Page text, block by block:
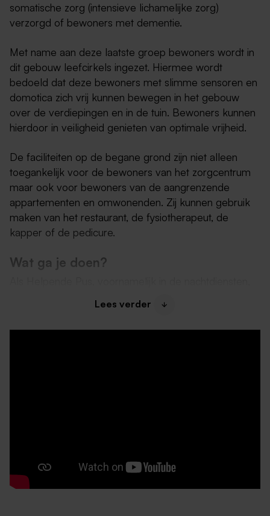
somatische zorg (intensieve lichamelijke zorg)
verzorgd of bewoners met dementie.
Met name aan deze laatste groep bewoners wordt in
dit gebouw leefcirkels ingezet. Hiermee wordt
bedoeld dat deze bewoners met slimme sensoren en
domotica zich vrij kunnen bewegen in het gebouw
over de verdiepingen en in de tuin. Bewoners kunnen
hierdoor in veiligheid genieten van optimale vrijheid.
De faciliteiten op de begane grond zijn niet alleen
toegankelijk voor de bewoners van het zorgcentrum
maar ook voor bewoners van de aangrenzende
appartementen en omwonenden. Zij kunnen gebruik
maken van het restaurant, de fysiotherapeut, de
kapper of de pedicure.
Wat ga je doen?
nacht ervaren. Je werkt volgens het zorgleefplan en
Je stimuleert de zelfredzaamheid van bewoners
waar mogelijk
Lees verder